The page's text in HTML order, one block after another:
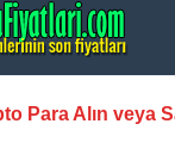
Para Alın veya